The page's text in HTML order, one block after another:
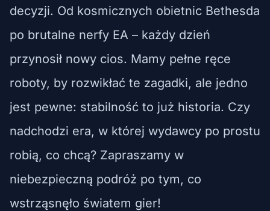
decyzji. Od kosmicznych obietnic Bethesda
po brutalne nerfy EA – każdy dzień
przynosił nowy cios. Mamy pełne ręce
roboty, by rozwikłać te zagadki, ale jedno
jest pewne: stabilność to już historia. Czy
nadchodzi era, w której wydawcy po prostu
robią, co chcą? Zapraszamy w
niebezpieczną podróż po tym, co
wstrząsnęło światem gier!